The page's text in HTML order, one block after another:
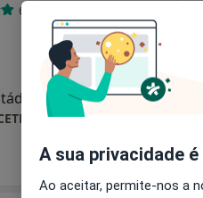
6 opiniões
R. Dom Manuel I n.º 8, Estádio Cidade de Coimbra, Coimbra •Mapa
Serviço gratuito
A sua privacidade
Ao aceitar, permite-nos a